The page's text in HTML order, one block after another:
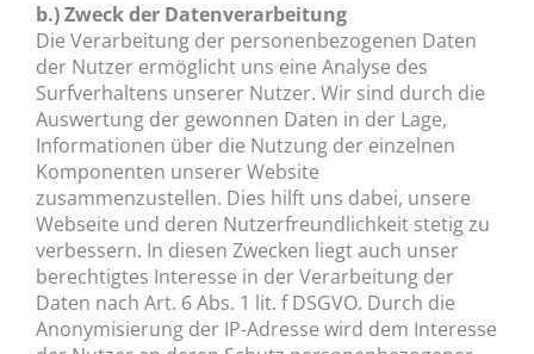
b.) Zweck der Datenverarbeitung
Die Verarbeitung der personenbezogenen Daten
der Nutzer ermöglicht uns eine Analyse des
Surfverhaltens unserer Nutzer. Wir sind durch die
Auswertung der gewonnen Daten in der Lage,
Informationen über die Nutzung der einzelnen
Komponenten unserer Website
zusammenzustellen. Dies hilft uns dabei, unsere
Webseite und deren Nutzerfreundlichkeit stetig zu
verbessern. In diesen Zwecken liegt auch unser
berechtigtes Interesse in der Verarbeitung der
Daten nach Art. 6 Abs. 1 lit. f DSGVO. Durch die
Anonymisierung der IP-Adresse wird dem Interesse